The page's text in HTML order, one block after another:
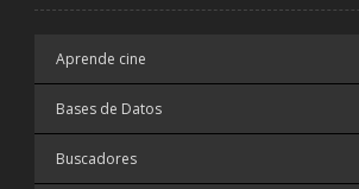
Aprende cine
Bases de Datos
Buscadores